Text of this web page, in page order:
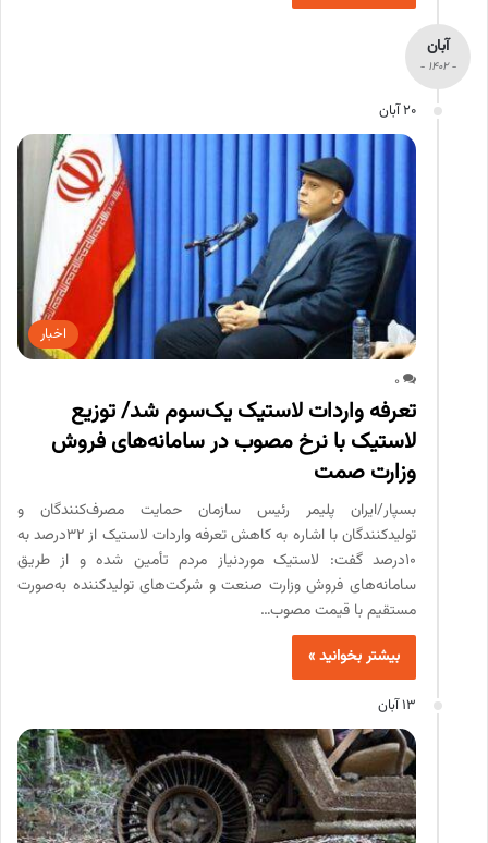
آبان
- 1402 -
20 آبان
اخبار
0
تعرفه واردات لاستیک یک‌سوم شد/ توزیع
لاستیک با نرخ مصوب در سامانه‌های فروش
وزارت صمت
بسپار/ایران پلیمر رئیس سازمان حمایت مصرف‌کنندگان و
تولیدکنندگان با اشاره به کاهش تعرفه واردات لاستیک از ۳۲درصد به
۱۰درصد گفت: لاستیک موردنیاز مردم تأمین شده و از طریق
سامانه‌های فروش وزارت صنعت و شرکت‌های تولیدکننده به‌صورت
مستقیم با قیمت مصوب…
بیشتر بخوانید »
13 آبان